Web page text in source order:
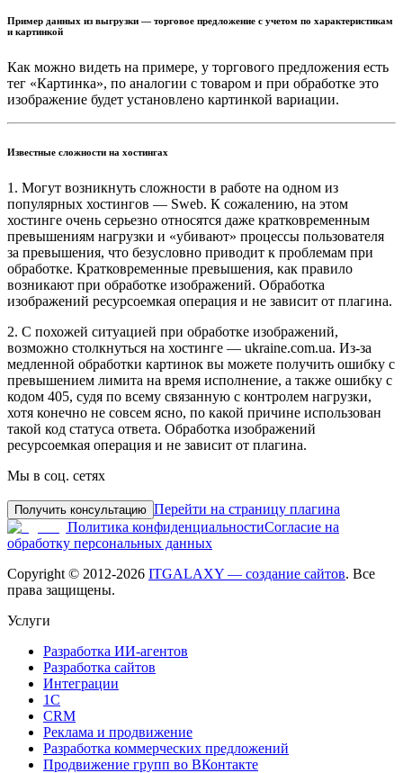
Пример данных из выгрузки — торговое предложение с учетом по характеристикам
и картинкой
Как можно видеть на примере, у торгового предложения есть
тег «Картинка», по аналогии с товаром и при обработке это
изображение будет установлено картинкой вариации.
Известные сложности на хостингах
1. Могут возникнуть сложности в работе на одном из
популярных хостингов — Sweb. К сожалению, на этом
хостинге очень серьезно относятся даже кратковременным
превышениям нагрузки и «убивают» процессы пользователя
за превышения, что безусловно приводит к проблемам при
обработке. Кратковременные превышения, как правило
возникают при обработке изображений. Обработка
изображений ресурсоемкая операция и не зависит от плагина.
2. С похожей ситуацией при обработке изображений,
возможно столкнуться на хостинге — ukraine.com.ua. Из-за
медленной обработки картинок вы можете получить ошибку с
превышением лимита на время исполнение, а также ошибку с
кодом 405, судя по всему связанную с контролем нагрузки,
хотя конечно не совсем ясно, по какой причине использован
такой код статуса ответа. Обработка изображений
ресурсоемкая операция и не зависит от плагина.
Мы в соц. сетях
Получить консультацию Перейти на страницу плагина
Политика конфиденциальностиСогласие на
обработку персональных данных
Copyright © 2012-2026 ITGALAXY — создание сайтов. Все
права защищены.
Услуги
Разработка ИИ-агентов
Разработка сайтов
Интеграции
1C
CRM
Реклама и продвижение
Разработка коммерческих предложений
Продвижение групп во ВКонтакте